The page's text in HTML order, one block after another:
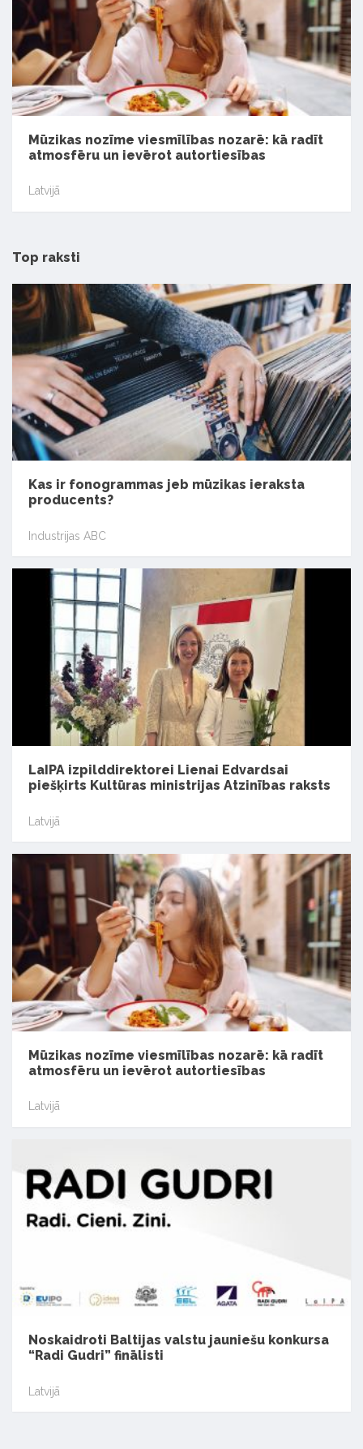
Mūzikas nozīme viesmīlības nozarē: kā radīt
atmosfēru un ievērot autortiesības
Latvijā
Top raksti
Kas ir fonogrammas jeb mūzikas ieraksta
producents?
Industrijas ABC
LaIPA izpilddirektorei Lienai Edvardsai
piešķirts Kultūras ministrijas Atzinības raksts
Latvijā
Mūzikas nozīme viesmīlības nozarē: kā radīt
atmosfēru un ievērot autortiesības
Latvijā
Noskaidroti Baltijas valstu jauniešu konkursa
“Radi Gudri” finālisti
Latvijā